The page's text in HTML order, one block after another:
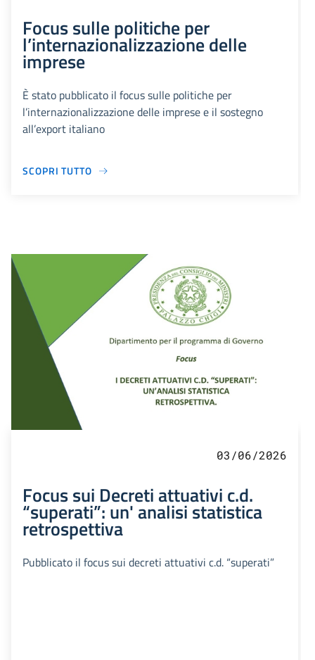
Focus sulle politiche per
l’internazionalizzazione delle
imprese
È stato pubblicato il focus sulle politiche per
l’internazionalizzazione delle imprese e il sostegno
all’export italiano
SCOPRI TUTTO
03/06/2026
Focus sui Decreti attuativi c.d.
“superati”: un' analisi statistica
retrospettiva
Pubblicato il focus sui decreti attuativi c.d. “superati”